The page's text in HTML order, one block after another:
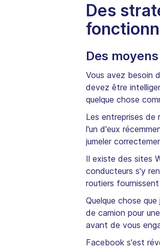
Des
Des
Vous avez besoin
devez être
quelque chose
Les entreprises
l'un d'eux
jumeler
Il existe des sites
conducteurs s'y
routiers
Quelque chose
de camion pour
avant de vous
Facebook s'est